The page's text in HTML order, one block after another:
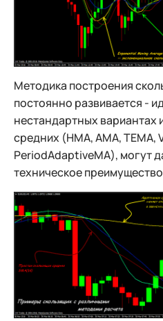
Методика построения
постоянно развивается -
нестандартных вариантах
средних (HMA, АМА, TEMA,
PeriodAdaptiveMA), могут
техническое